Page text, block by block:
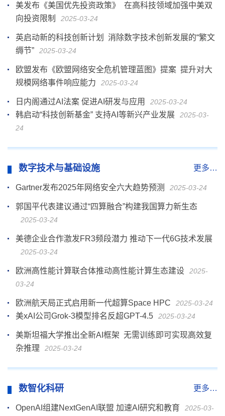
美发布《美国优先投资政策》 在高科技领域加强中美双
向投资限制
2025-03-24
英启动新的科技创新计划 消除数字技术创新发展的“繁文
缛节”
2025-03-24
欧盟发布《欧盟网络安全危机管理蓝图》提案 提升对大
规模网络事件响应能力
2025-03-24
日内阁通过AI法案 促进AI研发与应用 2025-03-24
韩启动“科技创新基金” 支持AI等新兴产业发展
2025-03-
24
数字技术与基础设施 更多…
Gartner发布2025年网络安全六大趋势预测 2025-03-24
郭国平代表建议通过“四算融合”构建我国算力新生态
2025-03-24
美德企业合作激发FR3频段潜力 推动下一代6G技术发展
2025-03-24
欧洲高性能计算联合体推动高性能计算生态建设
2025-
03-24
欧洲航天局正式启用新一代超算Space HPC 2025-03-24
美xAI公司Grok-3模型排名反超GPT-4.5 2025-03-24
美斯坦福大学推出全新AI框架 无需训练即可实现高效复
杂推理
2025-03-24
数智化科研 更多…
OpenAI组建NextGenAI联盟 加速AI研究和教育
2025-03-